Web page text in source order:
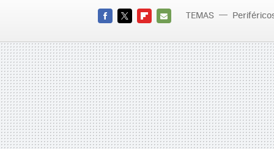
MAIL
TEMAS